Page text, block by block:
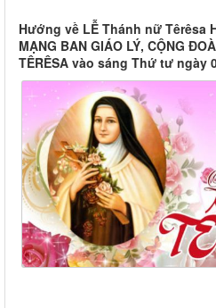
Hướng về LỄ Thánh nữ Têrêsa
MẠNG BAN GIÁO LÝ, CỘNG
TÊRÊSA vào sáng Thứ tư ngày